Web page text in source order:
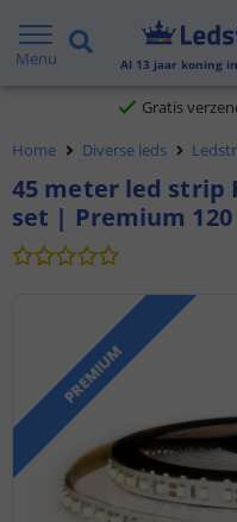
Menu Al 13 jaar koning
Gratis
Voor 23:45
Home Diverse leds
45 meter led
set | Premium
PREMIUM